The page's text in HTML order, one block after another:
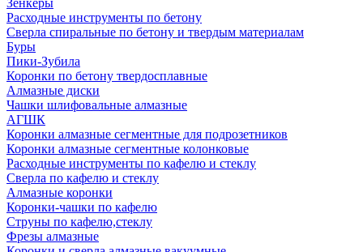
Зенкеры
Расходные инструменты по бетону
Сверла спиральные по бетону и твердым материалам
Буры
Пики-Зубила
Коронки по бетону твердосплавные
Алмазные диски
Чашки шлифовальные алмазные
АГШК
Коронки алмазные сегментные для подрозетников
Коронки алмазные сегментные колонковые
Расходные инструменты по кафелю и стеклу
Сверла по кафелю и стеклу
Алмазные коронки
Коронки-чашки по кафелю
Струны по кафелю,стеклу
Фрезы алмазные